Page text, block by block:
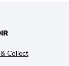
Collect